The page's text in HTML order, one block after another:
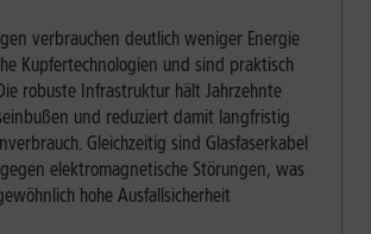
verbrauchen deutlich weniger Energie
Kupfertechnologien und sind praktisch
robuste Infrastruktur hält Jahrzehnte
und reduziert damit langfristig
Gleichzeitig sind Glasfaserkabel
elektromagnetische Störungen, was
hohe Ausfallsicherheit